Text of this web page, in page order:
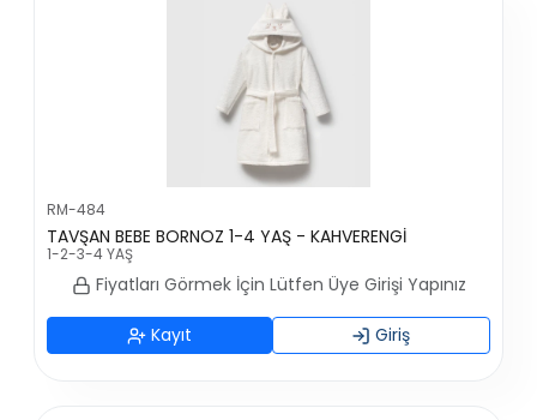
RM-484
TAVŞAN BEBE BORNOZ 1-4 YAŞ - KAHVERENGİ
1-2-3-4 YAŞ
Fiyatları Görmek İçin Lütfen Üye Girişi Yapınız
Kayıt Giriş